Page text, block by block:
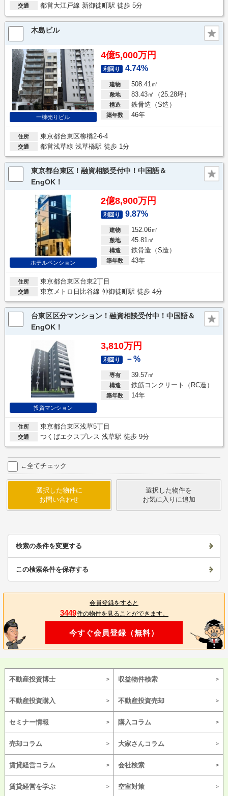
交通 都営大江戸線 新御徒町駅 徒歩 5分
木島ビル
一棟売りビル
4億5,000万円
利回り 4.74%
建物 508.41㎡
敷地 83.43㎡（25.28坪）
構造 鉄骨造（S造）
築年数 46年
住所 東京都台東区柳橋2-6-4
交通 都営浅草線 浅草橋駅 徒歩 1分
東京都台東区！融資相談受付中！中国語＆
EngOK！
ホテルペンション
2億8,900万円
利回り 9.87%
建物 152.06㎡
敷地 45.81㎡
構造 鉄骨造（S造）
築年数 43年
住所 東京都台東区台東2丁目
交通 東京メトロ日比谷線 仲御徒町駅 徒歩 4分
台東区区分マンション！融資相談受付中！中国語＆
EngOK！
投資マンション
3,810万円
利回り －%
専有 39.57㎡
構造 鉄筋コンクリート（RC造）
築年数 14年
住所 東京都台東区浅草5丁目
交通 つくばエクスプレス 浅草駅 徒歩 9分
←全てチェック
選択した物件に
お問い合わせ
選択した物件を
お気に入りに追加
検索の条件を変更する
この検索条件を保存する
会員登録をすると
3449件の物件を見ることができます。
今すぐ会員登録（無料）
不動産投資博士 収益物件検索
不動産投資購入 不動産投資売却
セミナー情報 購入コラム
売却コラム 大家さんコラム
賃貸経営コラム 会社検索
賃貸経営を学ぶ 空室対策